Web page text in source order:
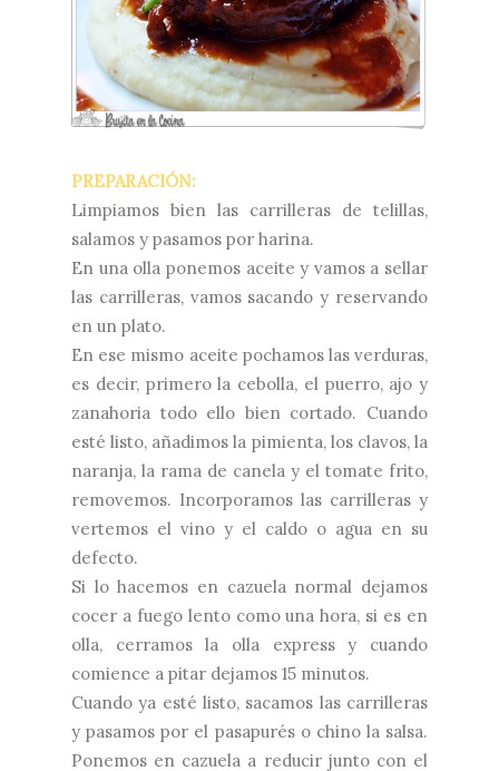
PREPARACIÓN:
Limpiamos bien las carrilleras de telillas,
salamos y pasamos por harina.
En una olla ponemos aceite y vamos a sellar
las carrilleras, vamos sacando y reservando
en un plato.
En ese mismo aceite pochamos las verduras,
es decir, primero la cebolla, el puerro, ajo y
zanahoria todo ello bien cortado. Cuando
esté listo, añadimos la pimienta, los clavos, la
naranja, la rama de canela y el tomate frito,
removemos. Incorporamos las carrilleras y
vertemos el vino y el caldo o agua en su
defecto.
Si lo hacemos en cazuela normal dejamos
cocer a fuego lento como una hora, si es en
olla, cerramos la olla express y cuando
comience a pitar dejamos 15 minutos.
Cuando ya esté listo, sacamos las carrilleras
y pasamos por el pasapurés o chino la salsa.
Ponemos en cazuela a reducir junto con el